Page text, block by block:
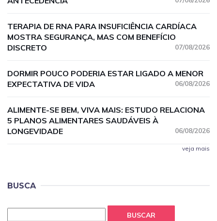
TERAPIA DE RNA PARA INSUFICIÊNCIA CARDÍACA
MOSTRA SEGURANÇA, MAS COM BENEFÍCIO
DISCRETO
07/08/2026
DORMIR POUCO PODERIA ESTAR LIGADO A MENOR
EXPECTATIVA DE VIDA
06/08/2026
ALIMENTE-SE BEM, VIVA MAIS: ESTUDO RELACIONA
5 PLANOS ALIMENTARES SAUDÁVEIS À
LONGEVIDADE
06/08/2026
veja mais
BUSCA
BUSCAR